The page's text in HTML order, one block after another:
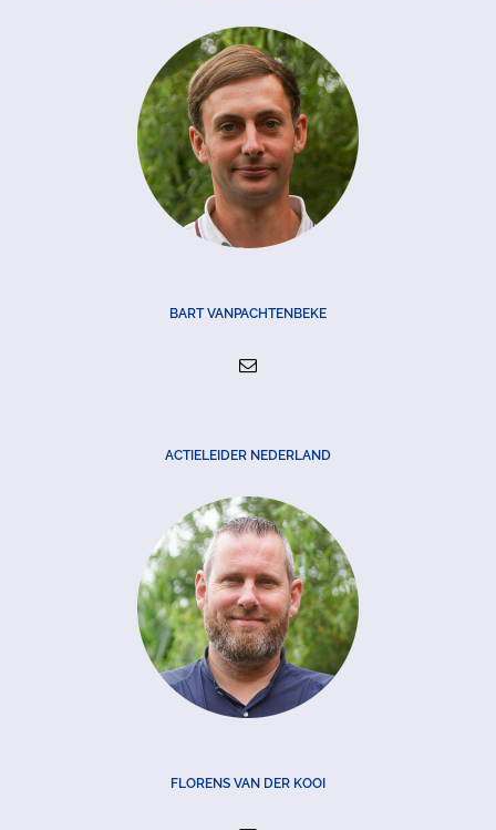
BART VANPACHTENBEKE
ACTIELEIDER NEDERLAND
FLORENS VAN DER KOOI